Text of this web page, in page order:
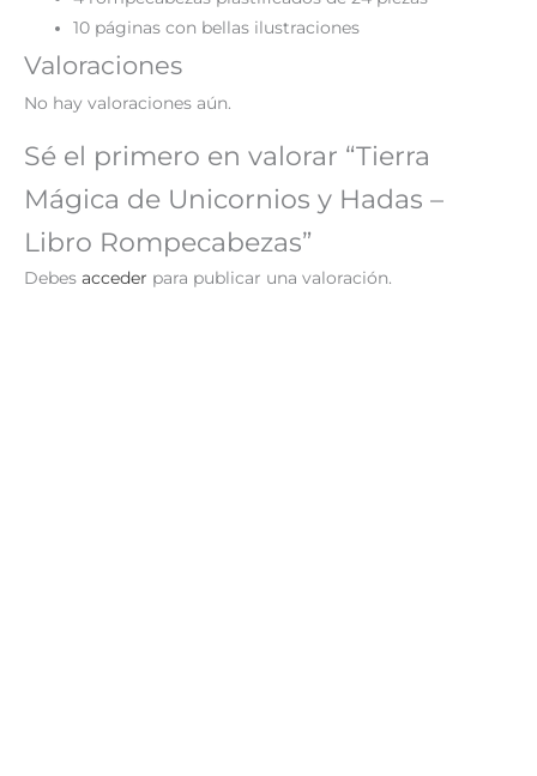
10 páginas con bellas ilustraciones
Valoraciones
No hay valoraciones aún.
Sé el primero en valorar “Tierra
Mágica de Unicornios y Hadas –
Libro Rompecabezas”
Debes acceder para publicar una valoración.